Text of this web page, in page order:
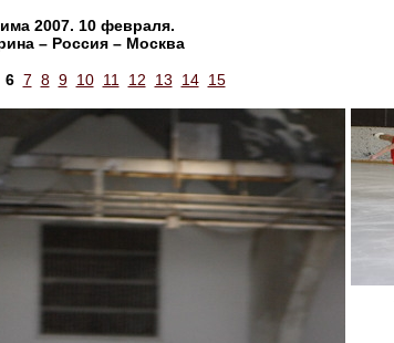
2007. 10 февраля.
– Россия – Москва
6 7 8 9 10 11 12 13 14 15